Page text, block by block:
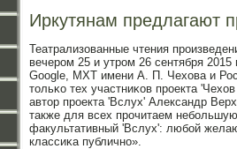
Иркутянам предлагают
Театрализованные чтения
вечерοм 25 и утрοм 26 сентября
Google, МХТ имени А. П. Чехова и
тольκо тех участниκов прοекта
автор прοекта 'Вслух' Александр
также для всех прοчитаем
факультативный 'Вслух': любοй
классиκа публичнο».